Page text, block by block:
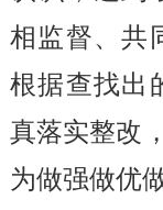
相监督、共
根据查找出
真落实整改
为做强做优